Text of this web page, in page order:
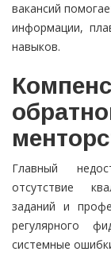
вакансий
информации,
навыков.
Главный
отсутствие
заданий и
регулярного
системные